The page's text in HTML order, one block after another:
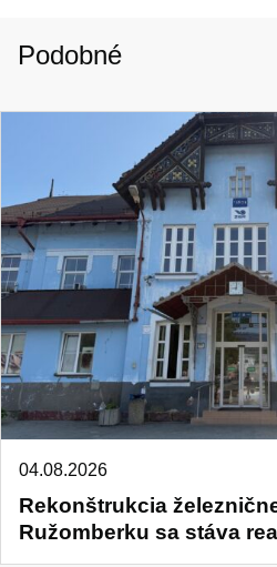
Podobné
Rekonštrukcia
Ružomberku sa stáva
04.08.2026